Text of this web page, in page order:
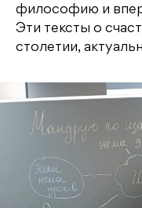
философию и
Эти тексты о
столетии,